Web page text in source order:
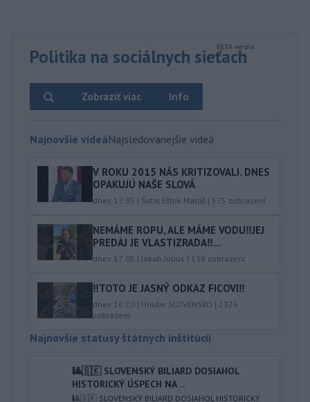
Politika na sociálnych sieťach
Info
Zobraziť viac
Najnovšie videáNajsledovanejšie videá
V ROKU 2015 NÁS KRITIZOVALI. DNES
OPAKUJÚ NAŠE SLOVÁ
dnes 17:35 | Šutaj Eštok Matúš | 575 zobrazení
NEMÁME ROPU, ALE MÁME VODU‼️JEJ
PREDAJ JE VLASTIZRADA‼️...
dnes 17:05 | Jakab Július | 138 zobrazení
‼️TOTO JE JASNÝ ODKAZ FICOVI‼️
dnes 16:20 | Hnutie SLOVENSKO | 2326
zobrazení
Najnovšie statusy štátnych inštitúcií
🎱🇸🇰 SLOVENSKÝ BILIARD DOSIAHOL
HISTORICKÝ ÚSPECH NA ...
🎱🇸🇰 SLOVENSKÝ BILIARD DOSIAHOL HISTORICKÝ